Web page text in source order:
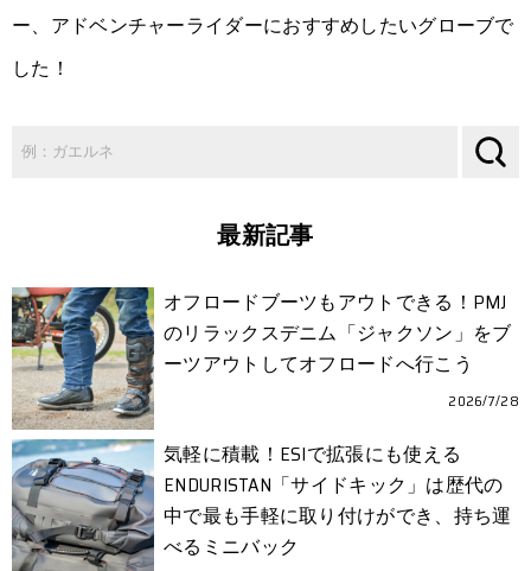
ー、アドベンチャーライダーにおすすめしたいグローブで
した！
最新記事
オフロードブーツもアウトできる！PMJ
のリラックスデニム「ジャクソン」をブ
ーツアウトしてオフロードへ行こう
2026/7/28
気軽に積載！ESIで拡張にも使える
ENDURISTAN「サイドキック」は歴代の
中で最も手軽に取り付けができ、持ち運
べるミニバック